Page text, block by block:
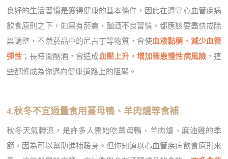
良好的生活習慣是獲得健康的基本條件，因此在遵守心血管疾病
飲食原則之下，如果有菸癮、酗酒不良習慣，都應該要盡快戒除
與調整，不然菸品中的尼古丁等物質，會使血液黏稠、減少血管
彈性 ；長時間酗酒，會造成血壓上升，增加罹患慢性病風險，這
些都將成為你邁向健康道路上的阻礙。
4.秋冬不宜過量食用薑母鴨、羊肉爐等食補
秋冬天氣轉涼，是許多人開始吃薑母鴨、羊肉爐、麻油雞的季
節，因為可以幫助進補暖身。但你知道以心血管疾病飲食原則來